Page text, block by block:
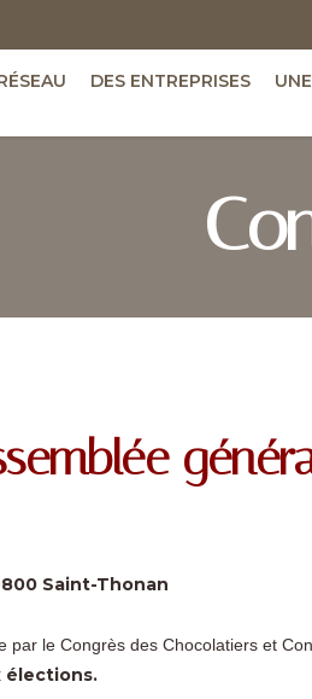
DES ENTREPRISES
Saint-Thonan
par le Congrès des Chocolatiers et
élections.